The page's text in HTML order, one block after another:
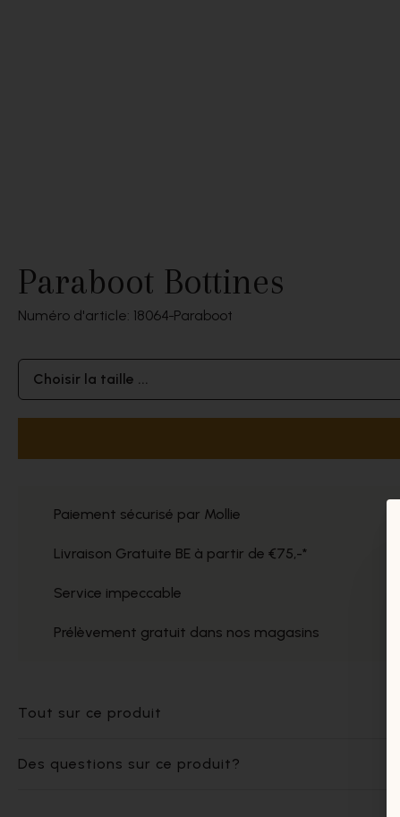
Paraboot Bottines
Numéro d'article: 18064 Paraboot
Choisir la taille ...
Paiement sécurisé par Mollie
Livraison Gratuite BE à partir de €75,-*
Service impeccable
Prélèvement gratuit dans nos magasins
Tout sur ce produit
Des questions sur ce produit?